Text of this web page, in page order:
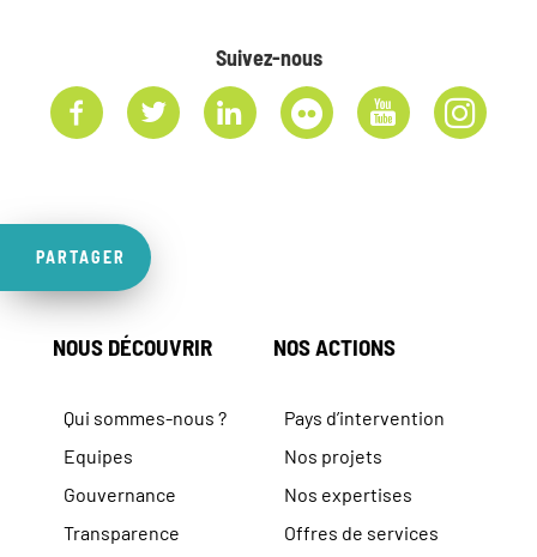
PARTAGER
Suivez-nous
NOUS DÉCOUVRIR
Qui sommes-nous ?
Equipes
Gouvernance
Transparence
NOS ACTIONS
Pays d’intervention
Nos projets
Nos expertises
Offres de services